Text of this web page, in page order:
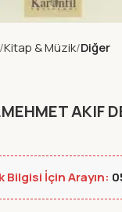
Kitap & Müzik Diğer
AKIF
Bilgisi İçin Arayın: